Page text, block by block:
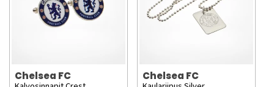
Chelsea FC
Chelsea FC